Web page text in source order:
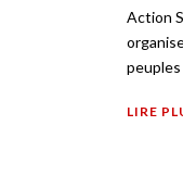
Action
peuples
LIRE